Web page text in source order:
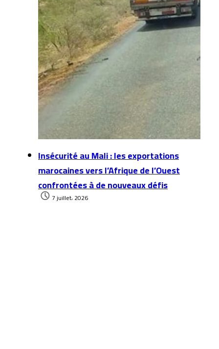
Insécurité au Mali : les exportations
marocaines vers l’Afrique de l’Ouest
confrontées à de nouveaux défis
7 juillet، 2026